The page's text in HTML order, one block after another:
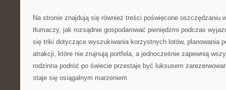
Na stronie znajdują się również treści poświęcone oszczędzaniu
tłumaczy, jak rozsądnie gospodarować pieniędzmi podczas
się triki dotyczące wyszukiwania korzystnych lotów, planowania
atrakcji, które nie zrujnują portfela, a jednocześnie zapewnią
rodzinna podróż po świecie przestaje być luksusem
staje się osiągalnym marzeniem.